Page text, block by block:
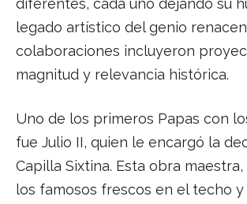
diferentes, cada uno dejando su
legado artístico del genio
colaboraciones incluyeron
magnitud y relevancia histórica.
Uno de los primeros Papas con
fue Julio II, quien le encargó la
Capilla Sixtina. Esta obra
los famosos frescos en el techo y